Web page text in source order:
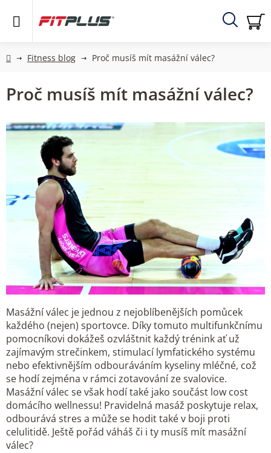
Hledat
DomůFitness blog Proč musíš mít masážní válec?
Proč musíš mít masážní válec?
Masážní válec je jednou z nejoblíbenějších pomůcek
každého (nejen) sportovce. Díky tomuto multifunkčnímu
pomocníkovi dokážeš ozvláštnit každý trénink ať už
zajímavým strečinkem, stimulací lymfatického systému
nebo efektivnějším odbouráváním kyseliny mléčné, což
se hodí zejména v rámci zotavování ze svalovice.
Masážní válec se však hodí také jako součást low cost
domácího wellnessu! Pravidelná masáž poskytuje relax,
odbourává stres a může se hodit také v boji proti
celulitidě. Ještě pořád váháš či i ty musíš mít masážní
válec?